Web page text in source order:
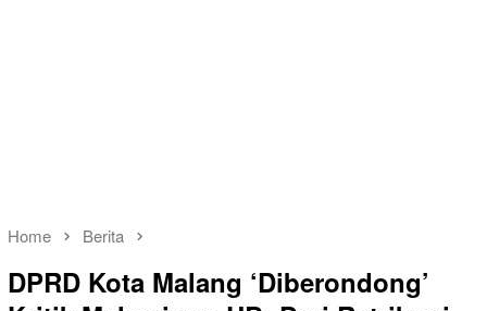
Home Berita
DPRD Kota Malang ‘Diberondong’